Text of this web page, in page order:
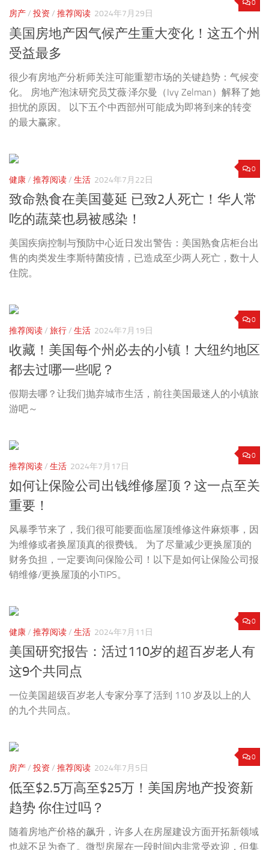
0
房产/ 投资 / 推荐阅读 2024年7月29日
美国房地产因气候产生重大变化！这五个州
受益最多
很少有房地产分析师关注可能重塑市场的关键趋势：气候变
化。 房地产泡沫研究员艾薇·泽尔曼（Ivy Zelman）解释了她
担忧的原因。 以下五个中西部州可能成为即将到来的转变
的最大赢家。
0
健康/ 推荐阅读/ 生活 2024年7月22日
致命熟食在美国蔓延 已致2人死亡！华人常
吃的蔬菜也易被感染！
美国疾病控制与预防中心近日发出警告：美国熟食店柜台出
售的肉类发生李斯特菌疫情，已造成至少两人死亡，数十人
住院。
0
推荐阅读/ 旅行/ 生活 2024年7月19日
收藏！美国每个州必去的小镇！大纽约地区
都去过哪一些呢？
假期去哪？让我们抛弃城市生活，前往美国最迷人的小镇旅
游吧～
0
推荐阅读/ 生活 2024年7月17日
如何让保险公司出钱维修屋顶？这一点至关
重要！
风暴季节来了，我们很可能要面临屋顶维修这件麻烦事，因
为维修或者换屋顶真的很费钱。 为了尽量减少更换屋顶的
财务负担，一定要询问保险公司！以下是如何让保险公司报
销维修/更换屋顶的小TIPS。
0
健康/ 推荐阅读/ 生活 2024年7月11日
美国研究报告：活过110岁的超百岁老人有
这9个共同点
一位美国超级百岁老人专家分享了活到 110 岁及以上的人
的九个共同点。
0
房产/ 投资 / 推荐阅读 2024年7月5日
低至$2.5万高至$25万！美国房地产投资新
趋势 你住过吗？
随着房地产价格的飙升，许多人在房屋建设方面开拓新领域
也就不足为奇了。微型房屋在一段时间内非常受欢迎，但集